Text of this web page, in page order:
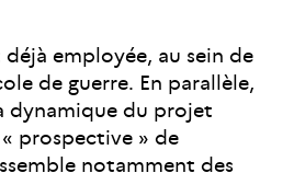
employée, au sein de
de guerre. En parallèle,
dynamique du projet
prospective » de
notamment des